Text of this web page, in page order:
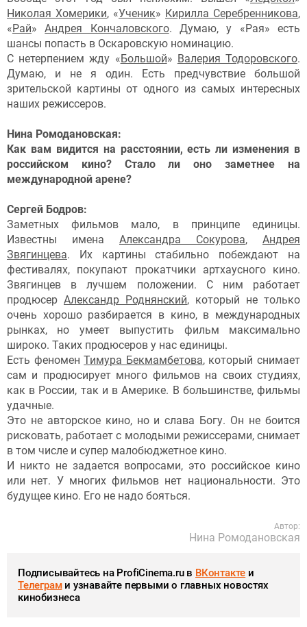
Николая Хомерики, «Ученик» Кирилла Серебренникова,
«Рай»Андрея Кончаловского. Думаю, у «Рая» есть
шансы попасть в Оскаровскую номинацию.
С нетерпением жду «Большой» Валерия Тодоровского.
Думаю, и не я один. Есть предчувствие большой
зрительской картины от одного из самых интересных
наших режиссеров.
Нина Ромодановская:
Как вам видится на расстоянии, есть ли изменения в
российском кино? Стало ли оно заметнее на
международной арене?
Сергей Бодров:
Заметных фильмов мало, в принципе единицы.
Известны имена Александра Сокурова, Андрея
Звягинцева. Их картины стабильно побеждают на
фестивалях, покупают прокатчики артхаусного кино.
Звягинцев в лучшем положении. С ним работает
продюсер Александр Роднянский, который не только
очень хорошо разбирается в кино, в международных
рынках, но умеет выпустить фильм максимально
широко. Таких продюсеров у нас единицы.
Есть феноменТимура Бекмамбетова, который снимает
сам и продюсирует много фильмов на своих студиях,
как в России, так и в Америке. В большинстве, фильмы
удачные.
Это не авторское кино, но и слава Богу. Он не боится
рисковать, работает с молодыми режиссерами, снимает
в том числе и супер малобюджетное кино.
И никто не задается вопросами, это российское кино
или нет. У многих фильмов нет национальности. Это
будущее кино. Его не надо бояться.
Автор:
Нина Ромодановская
Подписывайтесь на ProfiCinema.ru в ВКонтакте и
Телеграми узнавайте первыми о главных новостях
кинобизнеса